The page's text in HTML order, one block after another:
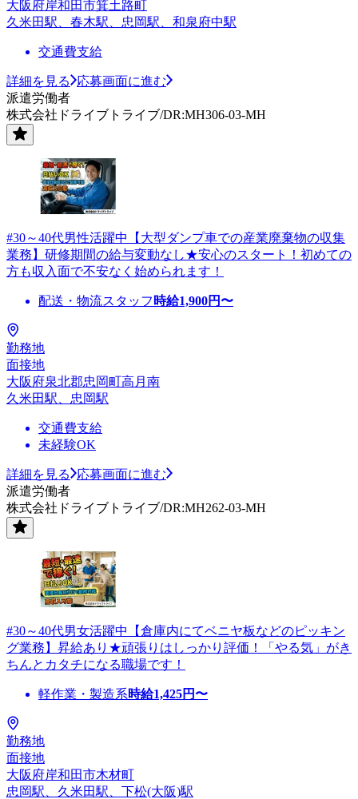
大阪府岸和田市箕土路町
久米田駅、春木駅、忠岡駅、和泉府中駅
交通費支給
詳細を見る
応募画面に進む
派遣労働者
株式会社ドライブトライブ/DR:MH306-03-MH
#30～40代男性活躍中【大型ダンプ車での産業廃棄物の収集
業務】研修期間の給与変動なし★安心のスタート！初めての
方も収入面で不安なく始められます！
配送・物流スタッフ 時給1,900円〜
勤務地
面接地
大阪府泉北郡忠岡町高月南
久米田駅、忠岡駅
交通費支給
未経験OK
詳細を見る
応募画面に進む
派遣労働者
株式会社ドライブトライブ/DR:MH262-03-MH
#30～40代男女活躍中【倉庫内にてベニヤ板などのピッキン
グ業務】昇給あり★頑張りはしっかり評価！「やる気」がき
ちんとカタチになる職場です！
軽作業・製造系時給1,425円〜
勤務地
面接地
大阪府岸和田市木材町
忠岡駅、久米田駅、下松(大阪)駅